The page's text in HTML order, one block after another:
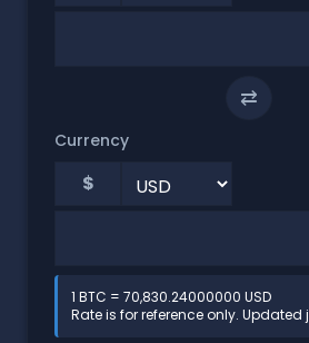
⇄
Currency
$
1 BTC = 70,830.24000000 USD
Rate is for reference only. Updated